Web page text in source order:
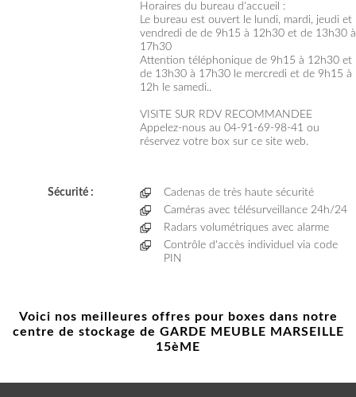
Horaires du bureau d'accueil :
Le bureau est ouvert le lundi, mardi, jeudi et
vendredi de de 9h15 à 12h30 et de 13h30 à
17h30
Attention téléphonique de 9h15 à 12h30 et
de 13h30 à 17h30 le mercredi et de 9h15 à
12h le samedi..
VISITE SUR RDV RECOMMANDEE
Appelez-nous au 04-91-69-98-41 ou
réservez votre box sur ce site web.
Sécurité :
Cadenas de très haute sécurité
Caméras avec télésurveillance 24h/24
Radars volumétriques avec alarme
Contrôle d'accès individuel via code
PIN
Voici nos meilleures offres pour boxes dans notre
centre de stockage de GARDE MEUBLE MARSEILLE
15èME